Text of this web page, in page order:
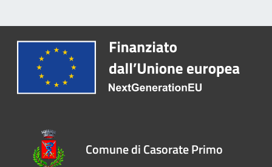
Comune di Casorate Primo